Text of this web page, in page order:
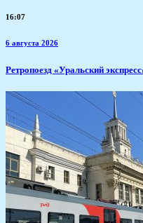
16:07
6 августа 2026
​Ретропоезд «Уральский